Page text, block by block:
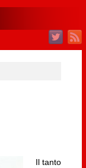
Il tanto